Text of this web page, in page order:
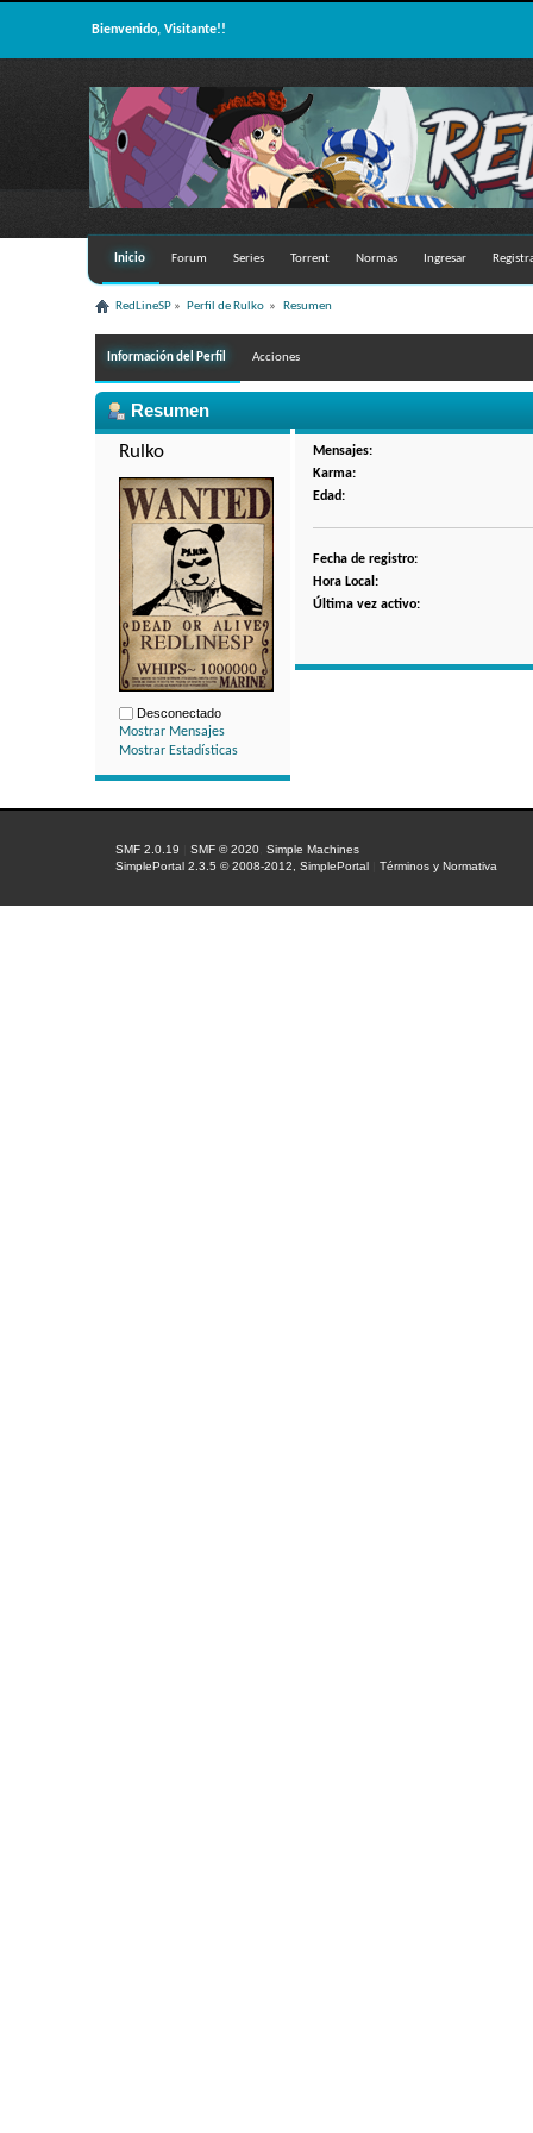
Bienvenido, Visitante!!
Inicio Forum Series Torrent Normas Ingresar
RedLineSP » Perfil de Rulko » Resumen
Información del Perfil Acciones
Resumen
Rulko
Desconectado
Mostrar Mensajes
Mostrar Estadísticas
Mensajes:
Karma:
Edad:
Fecha de registro:
Hora Local:
Última vez activo:
SMF 2.0.19 |SMF © 2020 ,Simple Machines
SimplePortal 2.3.5 © 2008-2012, SimplePortal
|Términos y Normativa